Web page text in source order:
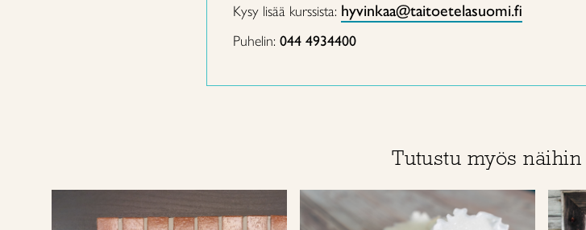
Kysy lisää kurssista: hyvinkaa@taitoetelasuomi.fi
Puhelin: 044 4934400
Tutustu myös